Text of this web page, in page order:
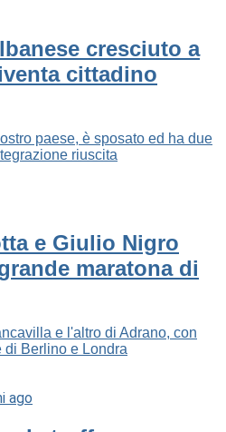
cresciuto a
cittadino
paese, è sposato ed ha due
riuscita
e Giulio Nigro
maratona di
e l'altro di Adrano, con
Berlino e Londra
ago